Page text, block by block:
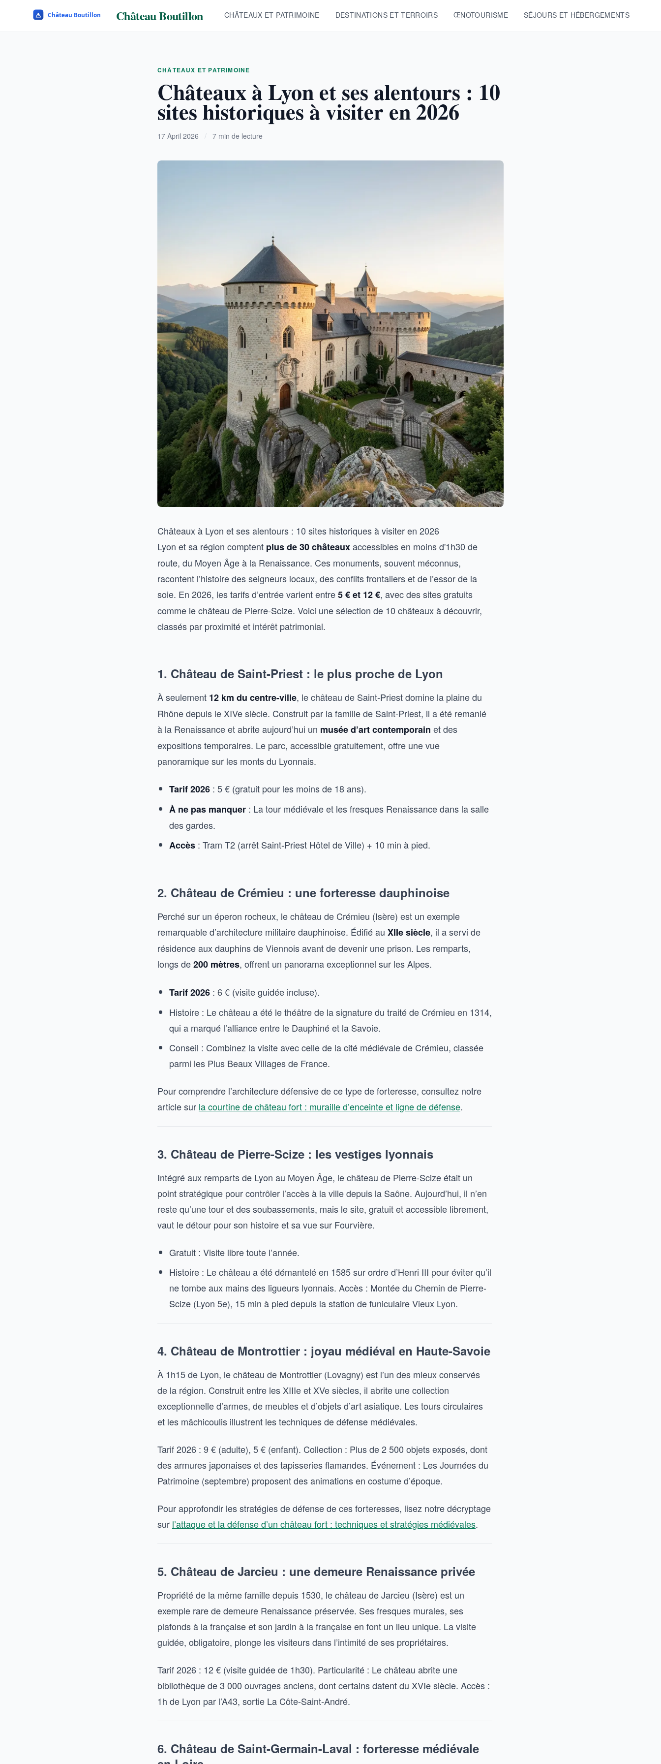
Château Boutillon CHÂTEAUX ET PATRIMOINE DESTINATIONS ET TERROIRS ŒNOTOURISME SÉJOURS ET HÉBERGEMENTS
CHÂTEAUX ET PATRIMOINE
Châteaux à Lyon et ses alentours : 10
sites historiques à visiter en 2026
17 April 2026 / 7 min de lecture
Châteaux à Lyon et ses alentours : 10 sites historiques à visiter en 2026
Lyon et sa région comptent plus de 30 châteauxaccessibles en moins d'1h30 de
route, du Moyen Âge à la Renaissance. Ces monuments, souvent méconnus,
racontent l’histoire des seigneurs locaux, des conflits frontaliers et de l’essor de la
soie. En 2026, les tarifs d’entrée varient entre5 € et 12 €, avec des sites gratuits
comme le château de Pierre-Scize. Voici une sélection de 10 châteaux à découvrir,
classés par proximité et intérêt patrimonial.
1. Château de Saint-Priest : le plus proche de Lyon
À seulement 12 km du centre-ville, le château de Saint-Priest domine la plaine du
Rhône depuis le XIVe siècle. Construit par la famille de Saint-Priest, il a été remanié
à la Renaissance et abrite aujourd’hui un musée d’art contemporain et des
expositions temporaires. Le parc, accessible gratuitement, offre une vue
panoramique sur les monts du Lyonnais.
Tarif 2026 : 5 € (gratuit pour les moins de 18 ans).
À ne pas manquer : La tour médiévale et les fresques Renaissance dans la salle
des gardes.
Accès : Tram T2 (arrêt Saint-Priest Hôtel de Ville) + 10 min à pied.
2. Château de Crémieu : une forteresse dauphinoise
Perché sur un éperon rocheux, le château de Crémieu (Isère) est un exemple
remarquable d’architecture militaire dauphinoise. Édifié au XIIe siècle, il a servi de
résidence aux dauphins de Viennois avant de devenir une prison. Les remparts,
longs de200 mètres, offrent un panorama exceptionnel sur les Alpes.
Tarif 2026 : 6 € (visite guidée incluse).
Histoire : Le château a été le théâtre de la signature du traité de Crémieu en 1314,
qui a marqué l’alliance entre le Dauphiné et la Savoie.
Conseil : Combinez la visite avec celle de la cité médiévale de Crémieu, classée
parmi les Plus Beaux Villages de France.
Pour comprendre l’architecture défensive de ce type de forteresse, consultez notre
article sur la courtine de château fort : muraille d’enceinte et ligne de défense.
3. Château de Pierre-Scize : les vestiges lyonnais
Intégré aux remparts de Lyon au Moyen Âge, le château de Pierre-Scize était un
point stratégique pour contrôler l’accès à la ville depuis la Saône. Aujourd’hui, il n’en
reste qu’une tour et des soubassements, mais le site, gratuit et accessible librement,
vaut le détour pour son histoire et sa vue sur Fourvière.
Gratuit : Visite libre toute l’année.
Histoire : Le château a été démantelé en 1585 sur ordre d’Henri III pour éviter qu’il
ne tombe aux mains des ligueurs lyonnais. Accès : Montée du Chemin de Pierre-
Scize (Lyon 5e), 15 min à pied depuis la station de funiculaire Vieux Lyon.
4. Château de Montrottier : joyau médiéval en Haute-Savoie
À 1h15 de Lyon, le château de Montrottier (Lovagny) est l’un des mieux conservés
de la région. Construit entre les XIIIe et XVe siècles, il abrite une collection
exceptionnelle d’armes, de meubles et d’objets d’art asiatique. Les tours circulaires
et les mâchicoulis illustrent les techniques de défense médiévales.
Tarif 2026 : 9 € (adulte), 5 € (enfant). Collection : Plus de 2 500 objets exposés, dont
des armures japonaises et des tapisseries flamandes. Événement : Les Journées du
Patrimoine (septembre) proposent des animations en costume d’époque.
Pour approfondir les stratégies de défense de ces forteresses, lisez notre décryptage
sur l’attaque et la défense d’un château fort : techniques et stratégies médiévales.
5. Château de Jarcieu : une demeure Renaissance privée
Propriété de la même famille depuis 1530, le château de Jarcieu (Isère) est un
exemple rare de demeure Renaissance préservée. Ses fresques murales, ses
plafonds à la française et son jardin à la française en font un lieu unique. La visite
guidée, obligatoire, plonge les visiteurs dans l’intimité de ses propriétaires.
Tarif 2026 : 12 € (visite guidée de 1h30). Particularité : Le château abrite une
bibliothèque de 3 000 ouvrages anciens, dont certains datent du XVIe siècle. Accès :
1h de Lyon par l’A43, sortie La Côte-Saint-André.
6. Château de Saint-Germain-Laval : forteresse médiévale